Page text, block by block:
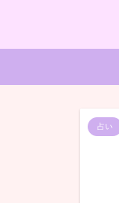
占い